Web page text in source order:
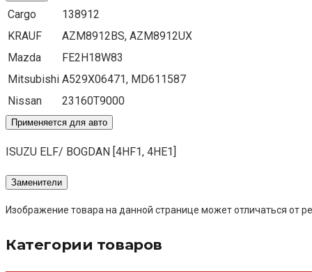
Cargo
138912
KRAUF
AZM8912BS, AZM8912UX
Mazda
FE2H18W83
Mitsubishi A529X06471, MD611587
Nissan
23160T9000
Применяется для авто
ISUZU ELF/ BOGDAN [4HF1, 4HE1]
Заменители
Изображение товара на данной странице может отличаться от
Категории товаров